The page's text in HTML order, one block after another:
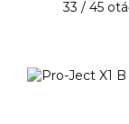
33 / 45